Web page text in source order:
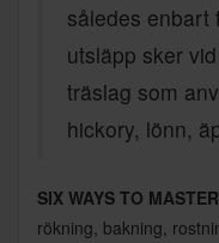
således enbart
utsläpp sker
träslag som
hickory, lönn,
SIX WAYS TO
rökning, bakning,